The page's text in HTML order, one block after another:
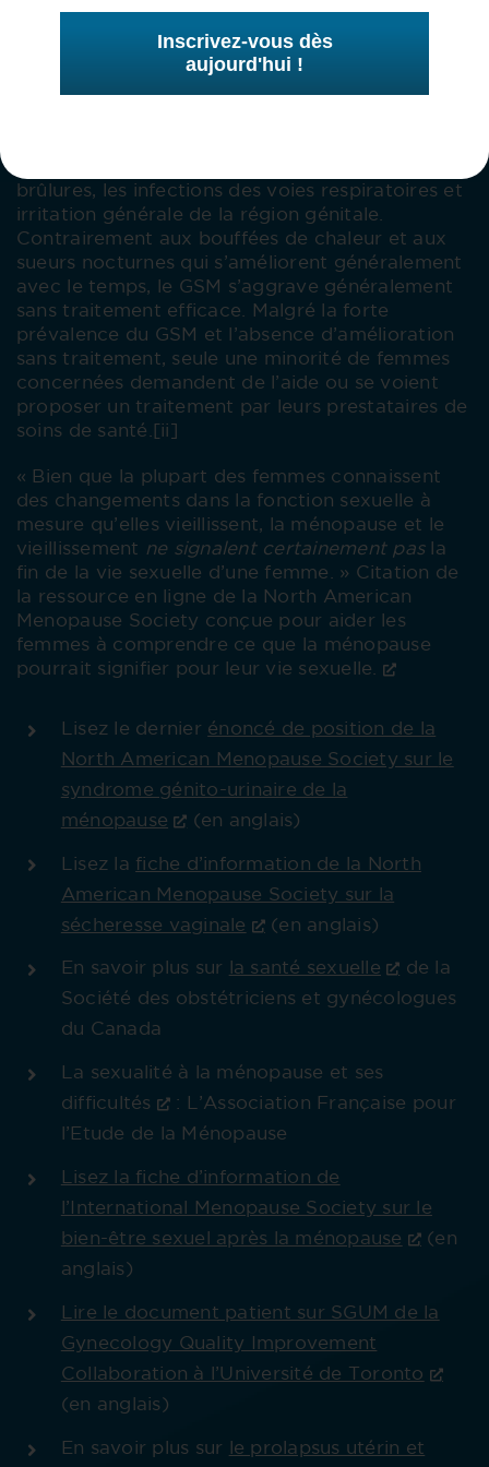
problème chronique entraînant des
changements structurels et fonctionnels
persistants qui touchent les tissus urogénitaux et
brûlures, les infections des voies respiratoires et
irritation générale de la région génitale.
Contrairement aux bouffées de chaleur et aux
sueurs nocturnes qui s’améliorent généralement
avec le temps, le GSM s’aggrave généralement
sans traitement efficace. Malgré la forte
prévalence du GSM et l’absence d’amélioration
sans traitement, seule une minorité de femmes
concernées demandent de l’aide ou se voient
proposer un traitement par leurs prestataires de
soins de santé.[ii]
« Bien que la plupart des femmes connaissent
des changements dans la fonction sexuelle à
mesure qu’elles vieillissent, la ménopause et le
vieillissement ne signalent certainement pasla
fin de la vie sexuelle d’une femme. » Citation de
la ressource en ligne de la North American
Menopause Society conçue pour aider les
femmes à comprendre ce que la ménopause
pourrait signifier pour leur vie sexuelle.
Lisez le dernier énoncé de position de la
North American Menopause Society sur
le
syndrome génito-urinaire de la
ménopause
(en anglais)
Lisez la fiche d’information de la North
American Menopause Society sur la
sécheresse vaginale
(en anglais)
En savoir plus sur la santé sexuelle
de la
Société des obstétriciens et gynécologues
du Canada
La sexualité à la ménopause et ses
difficultés
: L’Association Française pour
l’Etude de la Ménopause
Lisez la fiche d’information de
l’International Menopause Society sur le
bien-être sexuel après la ménopause
(en
anglais)
Lire le document patient sur SGUM de la
Gynecology Quality Improvement
Collaboration à l’Université de Toronto
(en anglais)
En savoir plus sur
le prolapsus utérin et
Inscrivez-vous dès
aujourd'hui !